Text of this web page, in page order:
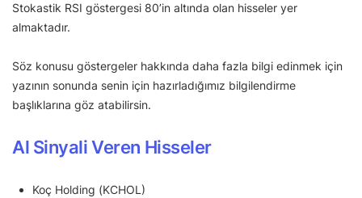
Stokastik RSI göstergesi 80’in altında olan hisseler yer
almaktadır.
Söz konusu göstergeler hakkında daha fazla bilgi edinmek için
yazının sonunda senin için hazırladığımız bilgilendirme
başlıklarına göz atabilirsin.
Al Sinyali Veren Hisseler
Koç Holding (KCHOL)